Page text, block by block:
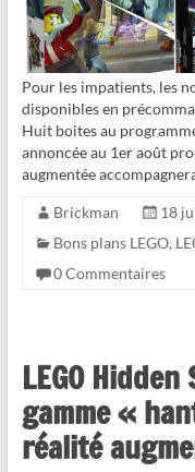
Pour les impatients, les
disponibles en
Huit boites au
annoncée au 1er août
augmentée
Brickman
18
Bons plans LEGO,
0 Commentaires
LEGO
gamme «
réalité